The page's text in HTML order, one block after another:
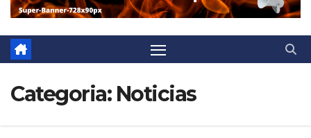
Categoria: Noticias